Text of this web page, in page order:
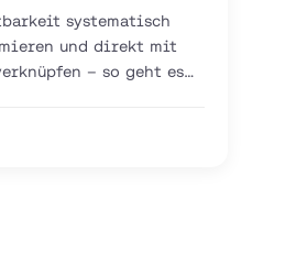
systematisch
und direkt mit
– so geht es